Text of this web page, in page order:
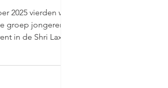
2025 vierden we
groep jongeren
in de Shri Laxmi
creativiteit en